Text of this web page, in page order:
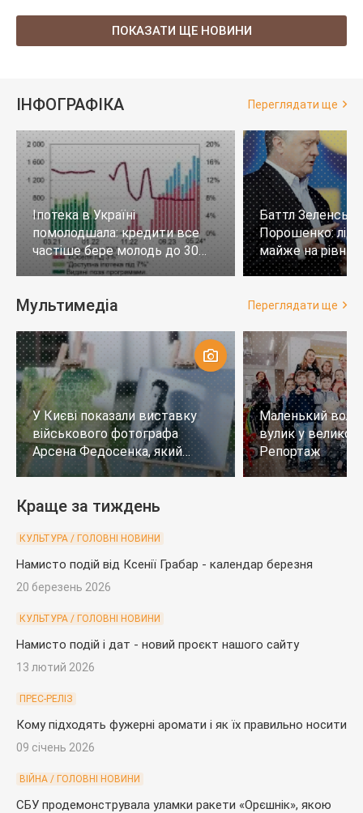
ПОКАЗАТИ ЩЕ НОВИНИ
ІНФОГРАФІКА Переглядати ще
Іпотека в Україні
помолодшала: кредити все
частіше бере молодь до 30
років
Баттл
Порошенко:
майже на
тих, хто не
Мультимедіа Переглядати ще
У Києві показали виставку
військового фотографа
Арсена Федосенка, який
загинув на війні
Маленький
вулик у
Репортаж
Краще за тиждень
КУЛЬТУРА / ГОЛОВНІ НОВИНИ
Намисто подій від Ксенії Грабар - календар березня
20 березень 2026
КУЛЬТУРА / ГОЛОВНІ НОВИНИ
Намисто подій і дат - новий проєкт нашого сайту
13 лютий 2026
ПРЕС-РЕЛІЗ
Кому підходять фужерні аромати і як їх правильно носити
09 січень 2026
ВІЙНА / ГОЛОВНІ НОВИНИ
СБУ продемонструвала уламки ракети «Орєшнік», якою